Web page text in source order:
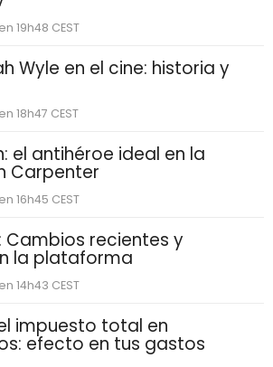
19h48 CEST
Wyle en el cine: historia y
18h47 CEST
el antihéroe ideal en la
Carpenter
16h45 CEST
Cambios recientes y
la plataforma
14h43 CEST
impuesto total en
efecto en tus gastos